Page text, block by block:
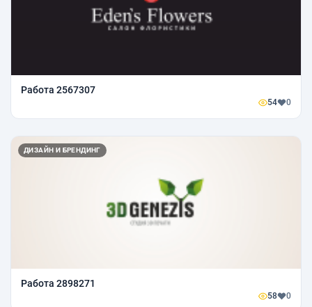
Работа 2567307
54 0
ДИЗАЙН И БРЕНДИНГ
Работа 2898271
58 0